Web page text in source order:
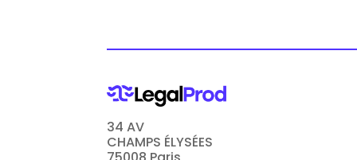
34 AV
CHAMPS ÉLYSÉES